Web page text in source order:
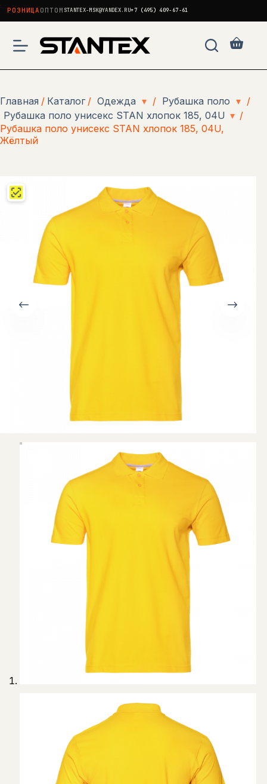
РОЗНИЦА ОПТОМ STANTEX-MSK@YANDEX.RU+7 (495) 409-67-61
сути
Главная / Каталог / Одежда ▾ / Рубашка поло ▾ /
Рубашка поло унисекс STAN хлопок 185, 04U ▾ /
Рубашка поло унисекс STAN хлопок 185, 04U,
Жёлтый